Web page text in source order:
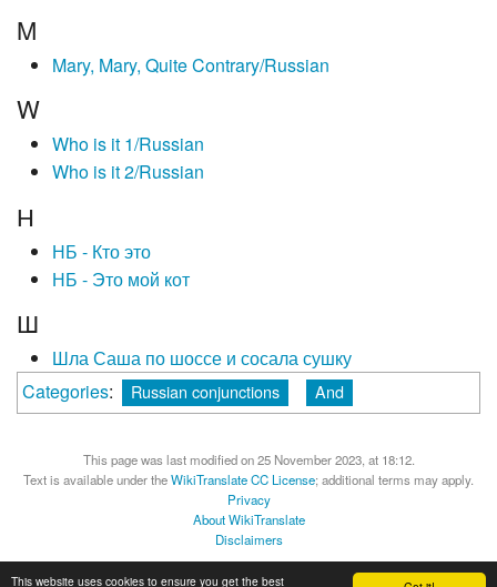
This website uses cookies to ensure you get the best
M
Mary, Mary, Quite Contrary/Russian
W
Who is it 1/Russian
Who is it 2/Russian
Н
НБ - Кто это
НБ - Это мой кот
Ш
Шла Саша по шоссе и сосала сушку
Categories: Russian conjunctions And
This page was last modified on 25 November 2023, at 18:12.
Text is available under theWikiTranslate CC License; additional terms may apply.
Privacy
About WikiTranslate
Disclaimers
MediaWikiPowered by Semantic MediaWiki